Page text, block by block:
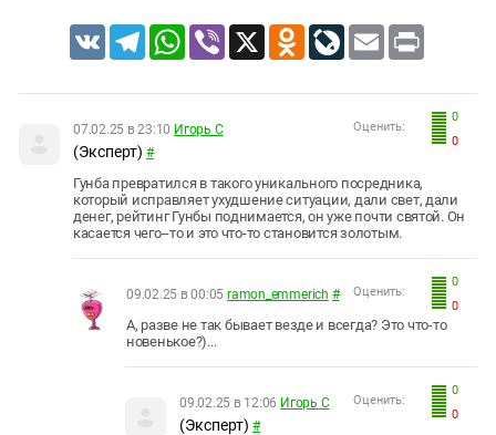
VK TelegramWhatsApp
Viber X Odnoklassniki
LiveJournal
Email Print
0
0
Оценить:
07.02.25 в 23:10 Игорь С
(Эксперт) #
Гунба превратился в такого уникального посредника,
который исправляет ухудшение ситуации, дали свет, дали
денег, рейтинг Гунбы поднимается, он уже почти святой. Он
касается чего--то и это что-то становится золотым.
0
0
Оценить:
09.02.25 в 00:05 ramon_emmerich #
А, разве не так бывает везде и всегда? Это что-то
новенькое?)...
0
0
Оценить:
09.02.25 в 12:06 Игорь С
(Эксперт) #